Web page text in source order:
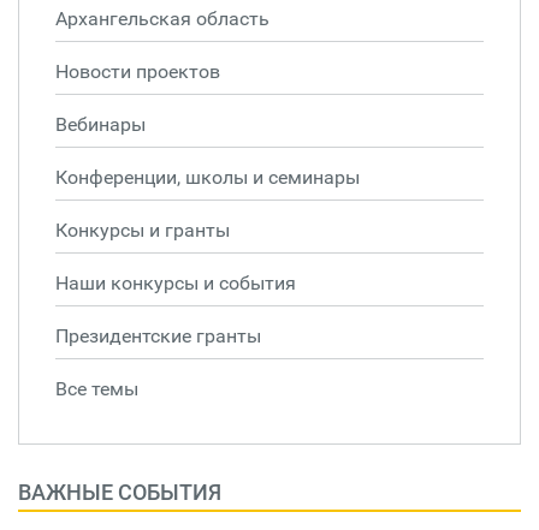
Архангельская область
Новости проектов
Вебинары
Конференции, школы и семинары
Конкурсы и гранты
Наши конкурсы и события
Президентские гранты
Все темы
ВАЖНЫЕ СОБЫТИЯ